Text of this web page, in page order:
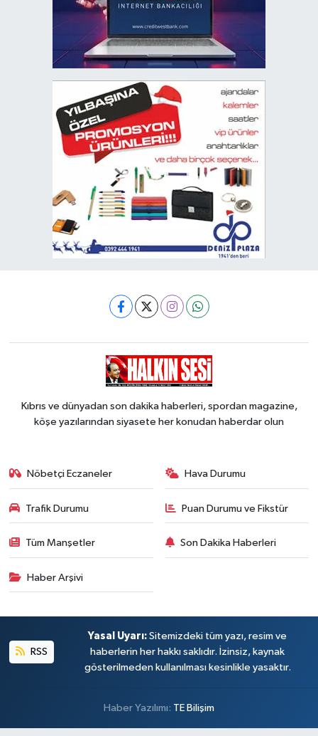
Kıbrıs ve dünyadan son dakika haberleri, spordan magazine,
köşe yazılarından siyasete her konudan haberdar olun
Nöbetçi Eczaneler Hava Durumu
Trafik Durumu Puan Durumu ve Fikstür
Tüm Manşetler Son Dakika Haberleri
Haber Arşivi
RSS
Yasal Uyarı: Sitemizdeki tüm yazı, resim ve
haberlerin her hakkı saklıdır. İzinsiz, kaynak
gösterilmeden kullanılması kesinlikle yasaktır.
Haber Yazılımı: TE Bilişim